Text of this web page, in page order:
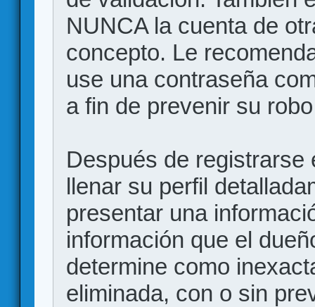
NUNCA la cuenta de
concepto. Le
use una contraseña
a fin de prevenir su
Después de registrarse
llenar su perfil
presentar una
información que el
determine como
eliminada, con o sin